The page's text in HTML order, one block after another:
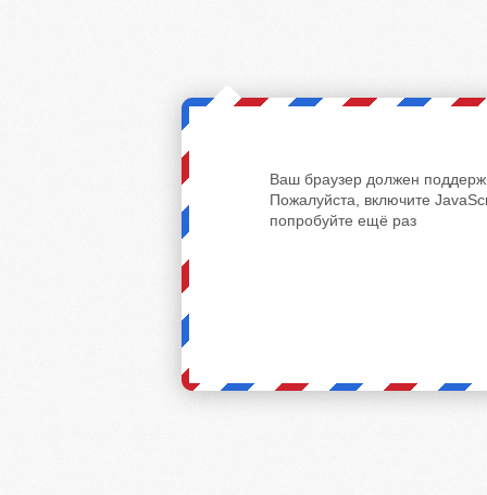
Ваш браузер должен
Пожалуйста, включите
попробуйте ещё раз